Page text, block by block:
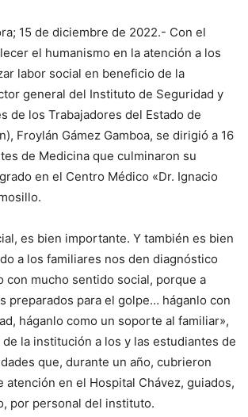
15 de diciembre de 2022.- Con el
el humanismo en la atención a los
labor social en beneficio de la
general del Instituto de Seguridad y
de los Trabajadores del Estado de
Froylán Gámez Gamboa, se dirigió a 16
de Medicina que culminaron su
en el Centro Médico «Dr. Ignacio
es bien importante. Y también es bien
a los familiares nos den diagnóstico
con mucho sentido social, porque a
preparados para el golpe… háganlo con
háganlo como un soporte al familiar»,
la institución a los y las estudiantes de
que, durante un año, cubrieron
atención en el Hospital Chávez, guiados,
por personal del instituto.